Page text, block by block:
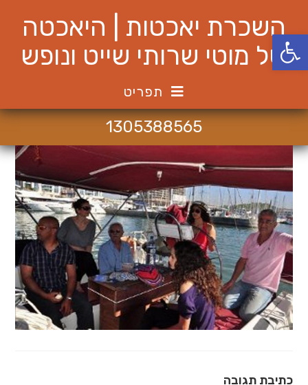
פתח סרגל נגישות
contentהשכרת יאכטות | היאכטה
של מוטי שרותי שייט ונופש
תפריט
1305388565
כתיבת תגובה